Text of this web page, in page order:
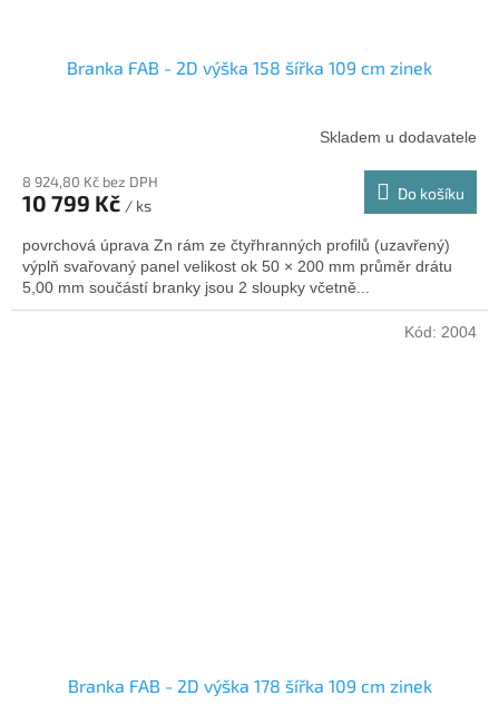
Branka FAB - 2D výška 158 šířka 109 cm zinek
Skladem u dodavatele
8 924,80 Kč bez DPH
10 799 Kč / ks
Do košíku
povrchová úprava Zn rám ze čtyřhranných profilů (uzavřený)
výplň svařovaný panel velikost ok 50 × 200 mm průměr drátu
5,00 mm součástí branky jsou 2 sloupky včetně...
Branka FAB - 2D výška 178 šířka 109 cm zinek
Kód: 2004